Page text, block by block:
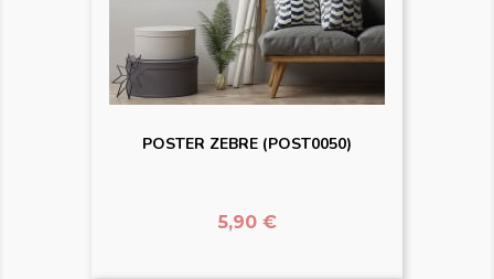
POSTER ZEBRE (POST0050)
Prix
5,90 €